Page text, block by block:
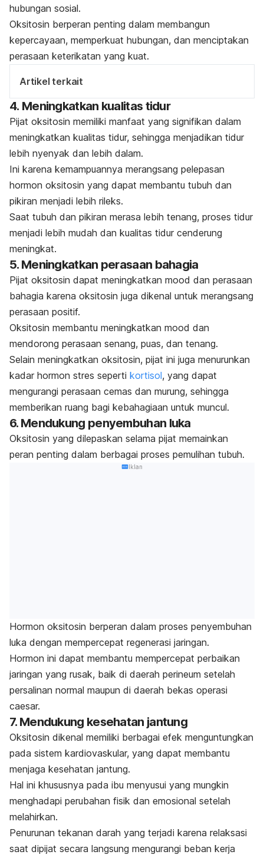
hubungan sosial.
Oksitosin berperan penting dalam membangun
kepercayaan, memperkuat hubungan, dan menciptakan
perasaan keterikatan yang kuat.
Artikel terkait
4. Meningkatkan kualitas tidur
Pijat oksitosin memiliki manfaat yang signifikan dalam
meningkatkan kualitas tidur, sehingga menjadikan tidur
lebih nyenyak dan lebih dalam.
Ini karena kemampuannya merangsang pelepasan
hormon oksitosin yang dapat membantu tubuh dan
pikiran menjadi lebih rileks.
Saat tubuh dan pikiran merasa lebih tenang, proses tidur
menjadi lebih mudah dan kualitas tidur cenderung
meningkat.
5. Meningkatkan perasaan bahagia
Pijat oksitosin dapat meningkatkan mood dan perasaan
bahagia karena oksitosin juga dikenal untuk merangsang
perasaan positif.
Oksitosin membantu meningkatkan mood dan
mendorong perasaan senang, puas, dan tenang.
Selain meningkatkan oksitosin, pijat ini juga menurunkan
kadar hormon stres seperti kortisol, yang dapat
mengurangi perasaan cemas dan murung, sehingga
memberikan ruang bagi kebahagiaan untuk muncul.
6. Mendukung penyembuhan luka
Oksitosin yang dilepaskan selama pijat memainkan
peran penting dalam berbagai proses pemulihan tubuh.
Iklan
Hormon oksitosin berperan dalam proses penyembuhan
luka dengan mempercepat regenerasi jaringan.
Hormon ini dapat membantu mempercepat perbaikan
jaringan yang rusak, baik di daerah perineum setelah
persalinan normal maupun di daerah bekas operasi
caesar.
7. Mendukung kesehatan jantung
Oksitosin dikenal memiliki berbagai efek menguntungkan
pada sistem kardiovaskular, yang dapat membantu
menjaga kesehatan jantung.
Hal ini khususnya pada ibu menyusui yang mungkin
menghadapi perubahan fisik dan emosional setelah
melahirkan.
Penurunan tekanan darah yang terjadi karena relaksasi
saat dipijat secara langsung mengurangi beban kerja